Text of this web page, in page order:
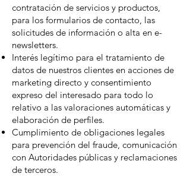
contratación de servicios y productos,
para los formularios de contacto, las
solicitudes de información o alta en e-
newsletters.
Interés legítimo para el tratamiento de
datos de nuestros clientes en acciones de
marketing directo y consentimiento
expreso del interesado para todo lo
relativo a las valoraciones automáticas y
elaboración de perfiles.
Cumplimiento de obligaciones legales
para prevención del fraude, comunicación
con Autoridades públicas y reclamaciones
de terceros.